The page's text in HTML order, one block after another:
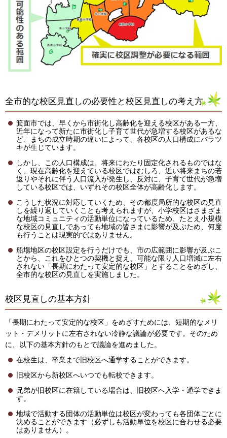
全市的な校区見直しの必要性と校区見直しの考え方
箕面市では、早くから市街化し高齢化を迎える校区がある一方、
近年になって新たに市街化し子育て世代が急増する校区があるな
ど、まちの成立時期の違いによって、各校区の人口構成にバラツ
キが生じています。
しかし、この人口構成は、将来にわたり固定化されるものではな
く、現在高齢化を迎えている校区ではむしろ、近い将来まちの若
返りやそれに伴う人口流入が発生し、反対に、子育て世代が急増
している校区では、いずれその校区全体が高齢化します。
こうした状況に対応していくため、その都度局所的な校区の見直
しを繰り返していくことも考えられますが、小学校区はさまざま
な地域コミュニティの活動単位になっているため、たとえ小規模
な校区の見直しであっても地域の皆さまに影響が及ぶため、何度
も行うことは現実的ではありません。
船場地区の校区設定を行うだけでも、市の広範囲に影響が及ぶこ
とから、これをひとつの契機と捉え、可能な限り人口増減に左右
されない「長期にわたって安定的な校区」とすることをめざし、
全市的な校区の見直しを実施しました。
校区見直しの基本方針
「長期にわたって安定的な校区」をめざすためには、短期的なメリ
ット・デメリットに左右されない冷静な議論が必要です。そのため
に、以下の基本方針のもとで議論を進めました。
在校生は、卒業まで旧校区へ通学することができます。
旧校区から新校区へいつでも転校できます。
兄弟が旧校区に在籍している場合は、旧校区へ入学・通学できま
す。
地域で活動する団体の活動単位は校区が変わっても各団体ごとに
決めることができます（必ずしも活動単位を校区に合わせる必要
はありません）。